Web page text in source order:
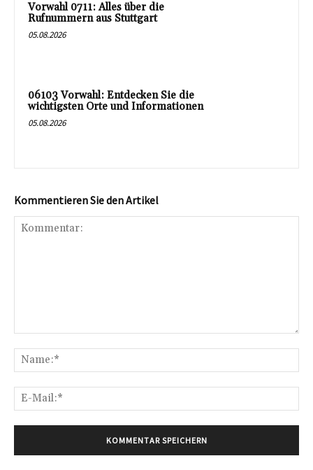
Vorwahl 0711: Alles über die
Rufnummern aus Stuttgart
05.08.2026
06103 Vorwahl: Entdecken Sie die
wichtigsten Orte und Informationen
05.08.2026
Kommentieren Sie den Artikel